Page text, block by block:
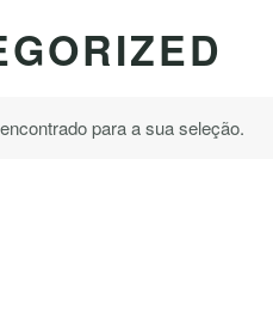
para a sua seleção.